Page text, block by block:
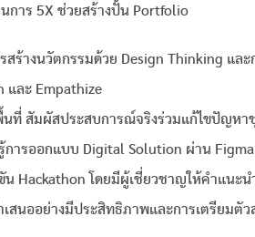
การ 5X ช่วยสร้างปั้น Portfolio
สร้างนวัตกรรมด้วย Design Thinking แล
และ Empathize
พื้นที่ สัมผัสประสบการณ์จริงร่วมแก้ไขปัญห
การออกแบบ Digital Solution ผ่าน Figma
น Hackathon โดยมีผู้เชี่ยวชาญให้คำแนะ
เสนออย่างมีประสิทธิภาพและการเตรียมตั